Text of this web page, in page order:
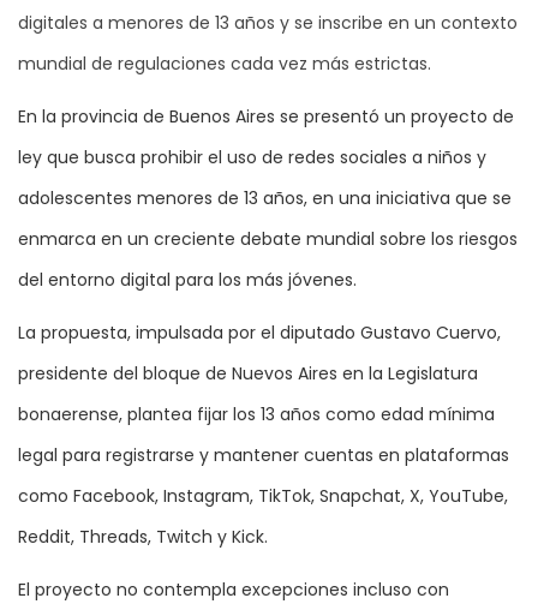
digitales a menores de 13 años y se inscribe en un contexto
mundial de regulaciones cada vez más estrictas.
En la provincia de Buenos Aires se presentó un proyecto de
ley que busca prohibir el uso de redes sociales a niños y
adolescentes menores de 13 años, en una iniciativa que se
enmarca en un creciente debate mundial sobre los riesgos
del entorno digital para los más jóvenes.
La propuesta, impulsada por el diputado Gustavo Cuervo,
presidente del bloque de Nuevos Aires en la Legislatura
bonaerense, plantea fijar los 13 años como edad mínima
legal para registrarse y mantener cuentas en plataformas
como Facebook, Instagram, TikTok, Snapchat, X, YouTube,
Reddit, Threads, Twitch y Kick.
El proyecto no contempla excepciones incluso con